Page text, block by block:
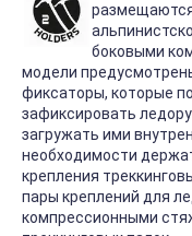
боковыми
модели
фиксаторы, которые
зафиксировать
загружать ими
необходимости
крепления
пары креплений для
компрессионными